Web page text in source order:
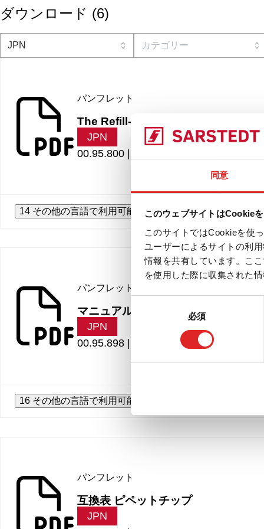
同意
このウェブサイトはCookie
このサイトではCookieを使
ユーザーによるサイトの利
情報を共有しています。こ
を使用した際に収集された
意
必須
ダウンロード (6)
パンフレット
The Refill-Revolution
JPN
00.95.800 |
14 その他の言語で利用可能
パンフレット
マニュアルピペットシステム
JPN
00.95.898 |
16 その他の言語で利用可能
パンフレット
互換表 ピペットチップ
JPN